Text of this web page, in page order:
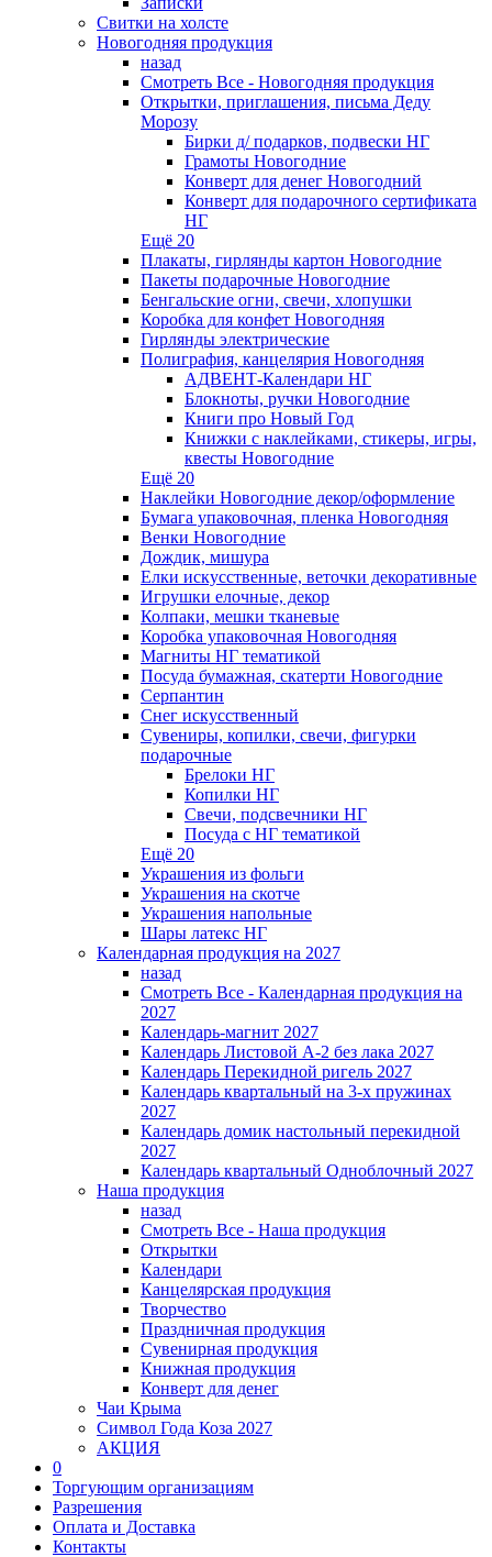
Свитки на холсте
Новогодняя продукция
назад
Смотреть Все - Новогодняя продукция
Открытки, приглашения, письма Деду
Морозу
Бирки д/ подарков, подвески НГ
Грамоты Новогодние
Конверт для денег Новогодний
Конверт для подарочного сертификата
НГ
Ещё 20
Плакаты, гирлянды картон Новогодние
Пакеты подарочные Новогодние
Бенгальские огни, свечи, хлопушки
Коробка для конфет Новогодняя
Гирлянды электрические
Полиграфия, канцелярия Новогодняя
АДВЕНТ-Календари НГ
Блокноты, ручки Новогодние
Книги про Новый Год
Книжки с наклейками, стикеры, игры,
квесты Новогодние
Ещё 20
Наклейки Новогодние декор/оформление
Бумага упаковочная, пленка Новогодняя
Венки Новогодние
Дождик, мишура
Елки искусственные, веточки декоративные
Игрушки елочные, декор
Колпаки, мешки тканевые
Коробка упаковочная Новогодняя
Магниты НГ тематикой
Посуда бумажная, скатерти Новогодние
Серпантин
Снег искусственный
Сувениры, копилки, свечи, фигурки
подарочные
Брелоки НГ
Копилки НГ
Свечи, подсвечники НГ
Посуда с НГ тематикой
Ещё 20
Украшения из фольги
Украшения на скотче
Украшения напольные
Шары латекс НГ
Календарная продукция на 2027
назад
Смотреть Все - Календарная продукция на
2027
Календарь-магнит 2027
Календарь Листовой А-2 без лака 2027
Календарь Перекидной ригель 2027
Календарь квартальный на 3-х пружинах
2027
Календарь домик настольный перекидной
2027
Календарь квартальный Одноблочный 2027
Наша продукция
назад
Смотреть Все - Наша продукция
Открытки
Календари
Канцелярская продукция
Творчество
Праздничная продукция
Сувенирная продукция
Книжная продукция
Конверт для денег
Чаи Крыма
Символ Года Коза 2027
АКЦИЯ
0
Торгующим организациям
Разрешения
Оплата и Доставка
Контакты